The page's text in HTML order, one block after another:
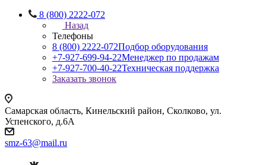
8 (800) 2222-072
Назад
Телефоны
8 (800) 2222-072Подбор оборудования
+7-927-699-94-22Менеджер по продажам
+7-927-700-40-22Техническая поддержка
Заказать звонок
Самарская область, Кинельский район, Сколково, ул.
Успенского, д.6А
smz-63@mail.ru